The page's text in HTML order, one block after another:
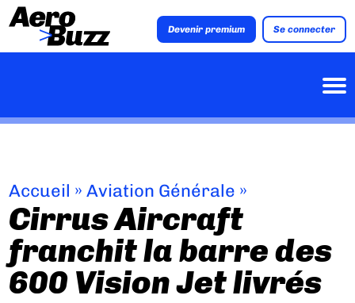
Devenir premium Se connecter
Accueil »Aviation Générale »
Cirrus Aircraft
franchit la barre des
600 Vision Jet livrés